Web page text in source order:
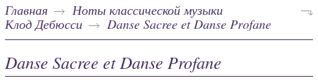
Главная
Ноты классической музыки
Клод Дебюсси
Danse Sacree et Danse Profane
Danse Sacree et Danse Profane